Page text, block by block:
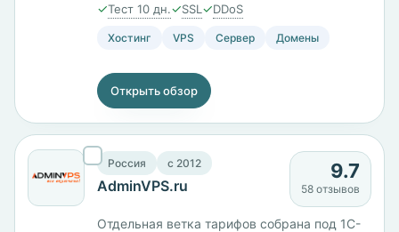
✓Тест 10 дн.✓SSL ✓DDoS
Хостинг VPS Сервер Домены
Открыть обзор
Россия c 2012
AdminVPS.ru
9.7
58 отзывов
Отдельная ветка тарифов собрана под 1С-